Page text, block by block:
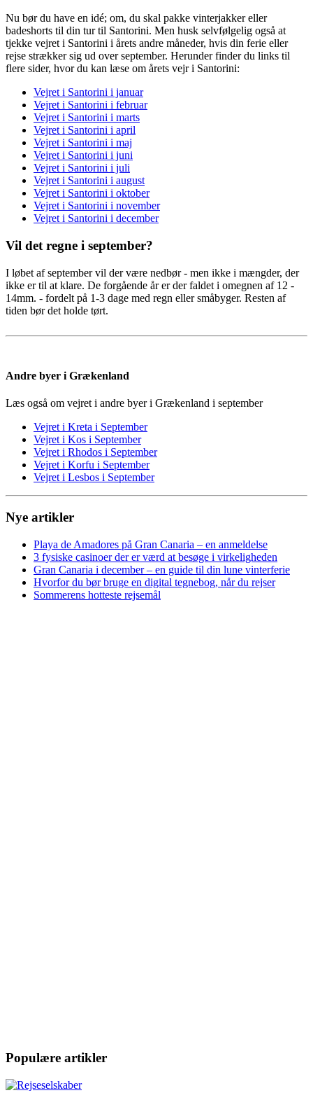
Nu bør du have en idé; om, du skal pakke vinterjakker eller
badeshorts til din tur til Santorini. Men husk selvfølgelig også at
tjekke vejret i Santorini i årets andre måneder, hvis din ferie eller
rejse strækker sig ud over september. Herunder finder du links til
flere sider, hvor du kan læse om årets vejr i Santorini:
Vejret i Santorini i januar
Vejret i Santorini i februar
Vejret i Santorini i marts
Vejret i Santorini i april
Vejret i Santorini i maj
Vejret i Santorini i juni
Vejret i Santorini i juli
Vejret i Santorini i august
Vejret i Santorini i oktober
Vejret i Santorini i november
Vejret i Santorini i december
Vil det regne i september?
I løbet af september vil der være nedbør - men ikke i mængder, der
ikke er til at klare. De forgående år er der faldet i omegnen af 12 -
14mm. - fordelt på 1-3 dage med regn eller småbyger. Resten af
tiden bør det holde tørt.
Andre byer i Grækenland
Læs også om vejret i andre byer i Grækenland i september
Vejret i Kreta i September
Vejret i Kos i September
Vejret i Rhodos i September
Vejret i Korfu i September
Vejret i Lesbos i September
Nye artikler
Playa de Amadores på Gran Canaria – en anmeldelse
3 fysiske casinoer der er værd at besøge i virkeligheden
Gran Canaria i december – en guide til din lune vinterferie
Hvorfor du bør bruge en digital tegnebog, når du rejser
Sommerens hotteste rejsemål
Populære artikler